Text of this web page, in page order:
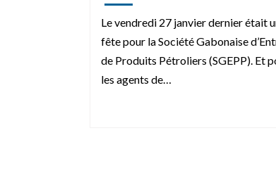
Le vendredi 27 janvier dernier était
fête pour la Société Gabonaise
de Produits Pétroliers (SGEPP). Et
les agents de…